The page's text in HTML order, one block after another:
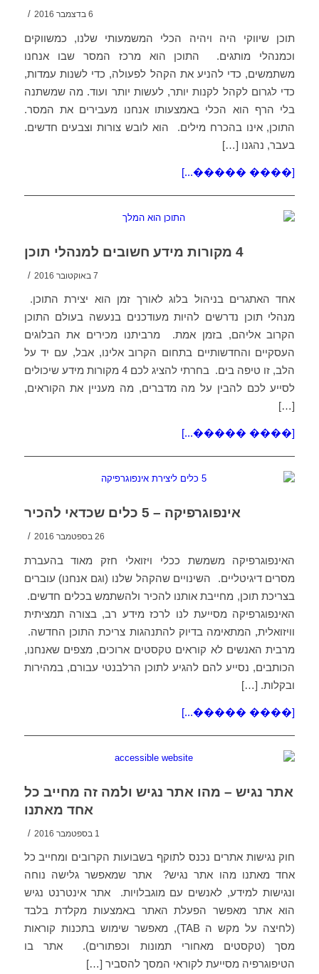
6 בדצמבר 2016 /
תוכן שיווקי היה ויהיה הכלי המשמעותי שלנו, כמשווקים
וכמנהלי מותגים. התוכן הוא מרכז המסר שבו אנחנו
משתמשים, כדי להניע את הקהל לפעולה, כדי לשנות עמדות,
כדי לגרום לקהל לקנות יותר, לעשות יותר ועוד. מה שמשתנה
בלי הרף הוא הכלי באמצעותו אנחנו מעבירים את המסר.
התוכן, אינו בהכרח מילים. הוא לובש צורות וצבעים חדשים.
בעבר, נהגנו […]
[���� �����...]
4 מקורות מידע חשובים למנהלי תוכן
7 באוקטובר 2016 /
אחד האתגרים בניהול בלוג לאורך זמן הוא יצירת התוכן.
מנהלי תוכן נדרשים להיות מעודכנים בנעשה בעולם התוכן
הקרוב אליהם, בזמן אמת. מרביתנו מכירים את הבלוגים
העסקיים והחדשותיים בתחום הקרוב אלינו, אבל, עם יד על
הלב, זו טיפה בים. בחרתי להציג לכם 4 מקורות מידע שיכולים
לסייע לכם להבין על מה מדברים, מה מעניין את הקוראים,
[…]
[���� �����...]
אינפוגרפיקה – 5 כלים שכדאי להכיר
26 בספטמבר 2016 /
האינפוגרפיקה משמשת ככלי ויזואלי חזק מאוד בהעברת
מסרים דיגיטליים. השינויים שהקהל שלנו (וגם אנחנו) עוברים
בצריכת תוכן, מחייבת אותנו להכיר ולהשתמש בכלים חדשים.
האינפוגרפיקה מסייעת לנו לרכז מידע רב, בצורה תמציתית
וויזואלית, המתאימה בדיוק להתנהגות צריכת התוכן החדשה.
מרבית האנשים לא קוראים טקסטים ארוכים, מצפים שאנחנו,
הכותבים, נסייע להם להגיע לתוכן הרלבנטי עבורם, במהירות
ובקלות. […]
[���� �����...]
אתר נגיש – מהו אתר נגיש ולמה זה מחייב כל
אחד מאתנו
1 בספטמבר 2016 /
חוק נגישות אתרים נכנס לתוקף בשבועות הקרובים ומחייב כל
אחד מאתנו מהו אתר נגיש? אתר שמאפשר גלישה נוחה
ונגישות למידע, לאנשים עם מוגבלויות. אתר אינטרנט נגיש
הוא אתר מאפשר הפעלת האתר באמצעות מקלדת בלבד
(לחיצה על מקש ה TAB), מאפשר שימוש בתכנות קוראות
מסך (טקסטים מאחורי תמונות וכפתורים). אתר בו
הטיפוגרפיה מסייעת לקוראי המסך להסביר […]